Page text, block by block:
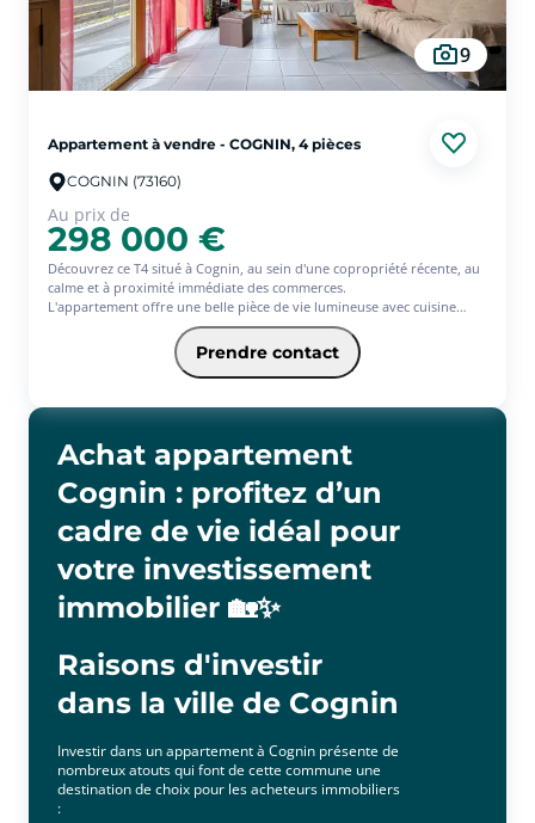
9
Appartement à vendre - COGNIN, 4 pièces
COGNIN (73160)
Au prix de
298 000 €
Découvrez ce T4 situé à Cognin, au sein d'une copropriété récente, au
calme et à proximité immédiate des commerces.
L'appartement offre une belle pièce de vie lumineuse avec cuisine
équipée, ouverte sur une agréable terrasse exposée plein sud. Il
dispose également de trois chambres, d'un cellier, ainsi que d'un
garage en annexe pour un confort optimal.
Un bien idéal pour profiter d'un environnement paisible tout en
Prendre contact
Achat appartement
Cognin : profitez d’un
cadre de vie idéal pour
votre investissement
immobilier 🏡✨
Raisons d'investir
dans la ville de Cognin
Investir dans un appartement à Cognin présente de
nombreux atouts qui font de cette commune une
destination de choix pour les acheteurs immobiliers
: